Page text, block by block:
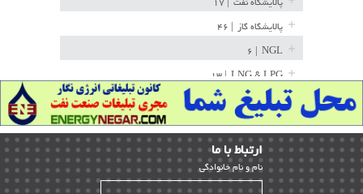
پالایشگاه نفت
پالایشگاه گاز
NGL
LNG & LPG | ۱۳
خط لوله | ۳۶
مخازن ذخیره | ۱۵
پتروشیمی | ۱۴
بازرسی و QC | ۱۵
ارﺗﺒﺎط ﺑﺎ ما
ﻧﺎم و ﻧﺎم ﺧﺎﻧﻮادﮔﻰ